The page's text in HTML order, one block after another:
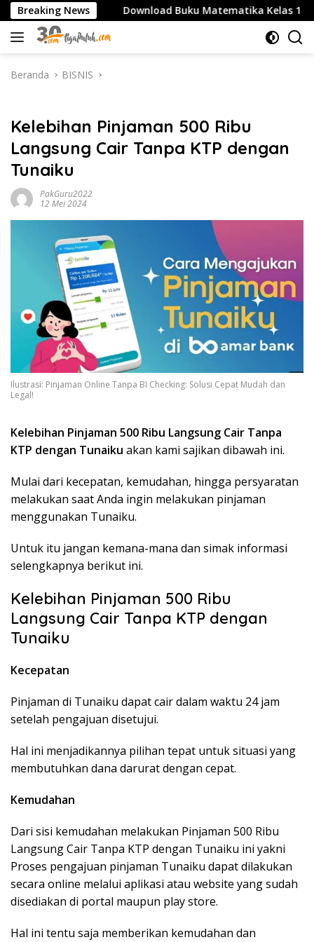
Langsung
ke
konten
Breaking NewsDownload Buku Matematika Kelas 1 SD Penerbit
Beranda BISNIS
Kelebihan Pinjaman 500 Ribu
Langsung Cair Tanpa KTP dengan
Tunaiku
PakGuru2022
12 Mei 2024
Ilustrasi: Pinjaman Online Tanpa BI Checking: Solusi Cepat Mudah dan
Legal!
Kelebihan Pinjaman 500 Ribu Langsung Cair Tanpa
KTP dengan Tunaiku akan kami sajikan dibawah ini.
Mulai dari kecepatan, kemudahan, hingga persyaratan
melakukan saat Anda ingin melakukan pinjaman
menggunakan Tunaiku.
Untuk itu jangan kemana-mana dan simak informasi
selengkapnya berikut ini.
Kelebihan Pinjaman 500 Ribu
Langsung Cair Tanpa KTP dengan
Tunaiku
Kecepatan
Pinjaman di Tunaiku dapat cair dalam waktu 24 jam
setelah pengajuan disetujui.
Hal ini menjadikannya pilihan tepat untuk situasi yang
membutuhkan dana darurat dengan cepat.
Kemudahan
Dari sisi kemudahan melakukan Pinjaman 500 Ribu
Langsung Cair Tanpa KTP dengan Tunaiku ini yakni
Proses pengajuan pinjaman Tunaiku dapat dilakukan
secara online melalui aplikasi atau website yang sudah
disediakan di portal maupun play store.
Hal ini tentu saja memberikan kemudahan dan